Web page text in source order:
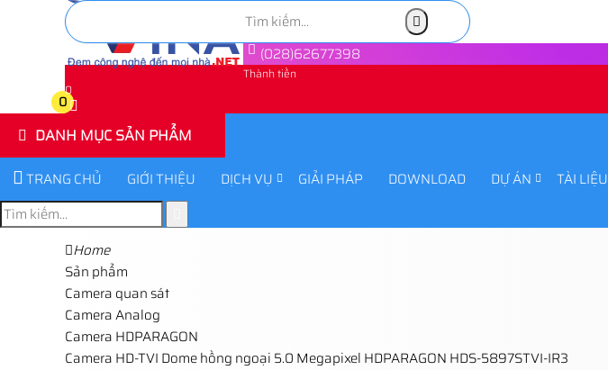
(028)62677398
Thành tiền
0
0
DANH MỤC SẢN PHẨM
TRANG CHỦ GIỚI THIỆU DỊCH VỤ GIẢI PHÁP DOWNLOAD DỰ ÁN TÀI LIỆU
Home
Sản phẩm
Camera quan sát
Camera Analog
Camera HDPARAGON
Camera HD-TVI Dome hồng ngoại 5.0 Megapixel HDPARAGON HDS-5897STVI-IR3